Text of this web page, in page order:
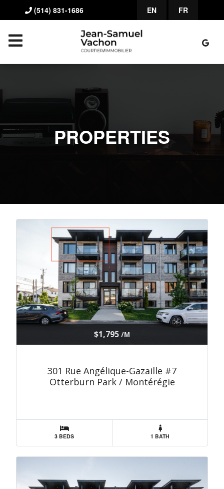
(514) 831-1686 EN FR
PROPERTIES
$1,795 /M
301 Rue Angélique-Gazaille #7
Otterburn Park / Montérégie
3 BEDS 1 BATH